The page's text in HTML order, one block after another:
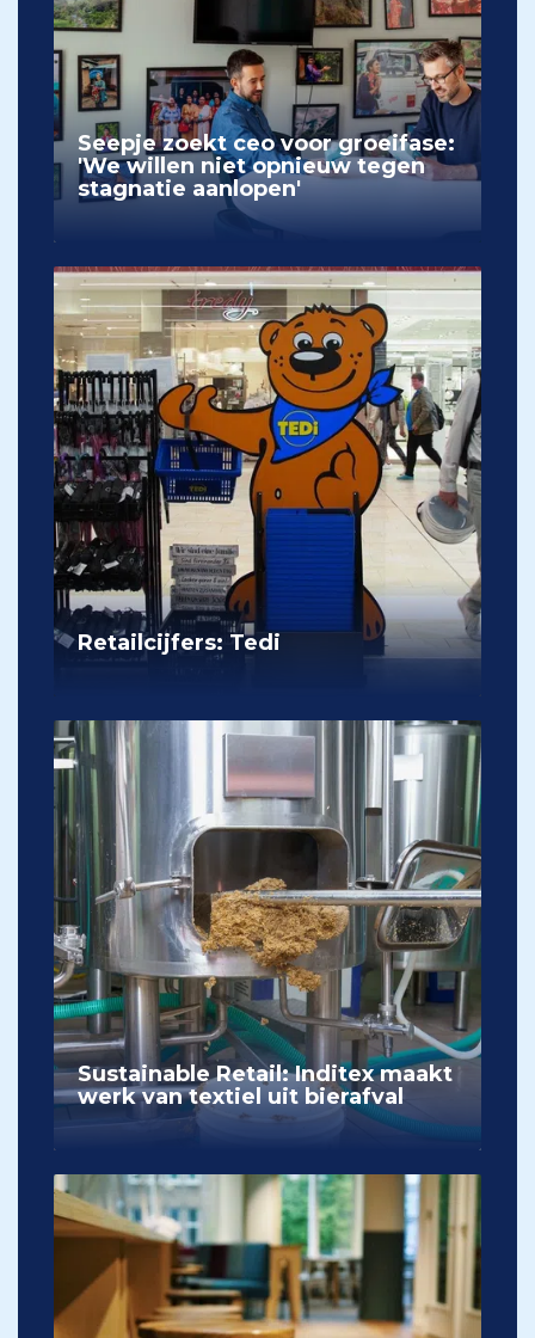
Seepje zoekt ceo voor groeifase:
'We willen niet opnieuw tegen
stagnatie aanlopen'
Retailcijfers: Tedi
Sustainable Retail: Inditex maakt
werk van textiel uit bierafval